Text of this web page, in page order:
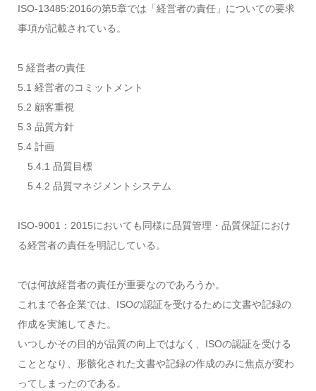
ISO-13485:2016の第5章では「経営者の責任」についての要求
事項が記載されている。
5 経営者の責任
5.1 経営者のコミットメント
5.2 顧客重視
5.3 品質方針
5.4 計画
5.4.1 品質目標
5.4.2 品質マネジメントシステム
ISO-9001：2015においても同様に品質管理・品質保証におけ
る経営者の責任を明記している。
では何故経営者の責任が重要なのであろうか。
これまで各企業では、ISOの認証を受けるために文書や記録の
作成を実施してきた。
いつしかその目的が品質の向上ではなく、ISOの認証を受ける
こととなり、形骸化された文書や記録の作成のみに焦点が変わ
ってしまったのである。